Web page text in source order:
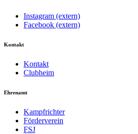
Instagram (extern)
Facebook (extern)
Kontakt
Kontakt
Clubheim
Ehrenamt
Kampfrichter
Förderverein
FSJ